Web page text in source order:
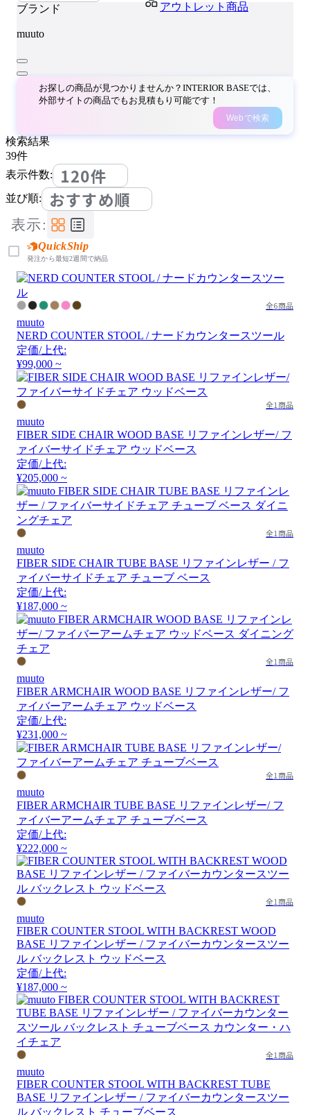
アウトレット商品
ブランド
muuto
お探しの商品が見つかりませんか？INTERIOR BASEでは、
外部サイトの商品でもお見積もり可能です！
Webで検索
検索結果
39件
表示件数:
120件
並び順: おすすめ順
表示:
QuickShip
発注から最短2週間で納品
全6商品
muuto
NERD COUNTER STOOL / ナードカウンタースツール
定価/上代:
¥99,000 ~
全1商品
muuto
FIBER SIDE CHAIR WOOD BASE リファインレザー/ フ
ァイバーサイドチェア ウッドベース
定価/上代:
¥205,000 ~
全1商品
muuto
FIBER SIDE CHAIR TUBE BASE リファインレザー / フ
ァイバーサイドチェア チューブ ベース
定価/上代:
¥187,000 ~
全1商品
muuto
FIBER ARMCHAIR WOOD BASE リファインレザー/ フ
ァイバーアームチェア ウッドベース
定価/上代:
¥231,000 ~
全1商品
muuto
FIBER ARMCHAIR TUBE BASE リファインレザー/ フ
ァイバーアームチェア チューブベース
定価/上代:
¥222,000 ~
全1商品
muuto
FIBER COUNTER STOOL WITH BACKREST WOOD
BASE リファインレザー / ファイバーカウンタースツー
ル バックレスト ウッドベース
定価/上代:
¥187,000 ~
全1商品
muuto
FIBER COUNTER STOOL WITH BACKREST TUBE
BASE リファインレザー / ファイバーカウンタースツー
ル バックレスト チューブベース